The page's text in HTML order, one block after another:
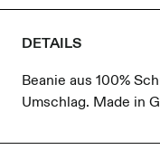
DETAILS
Beanie aus 100%
Umschlag. Made in